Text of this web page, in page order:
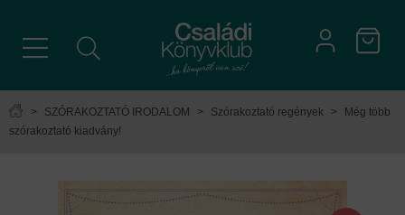
> SZÓRAKOZTATÓ IRODALOM > Szórakoztató regények >
Még több
szórakoztató kiadvány!